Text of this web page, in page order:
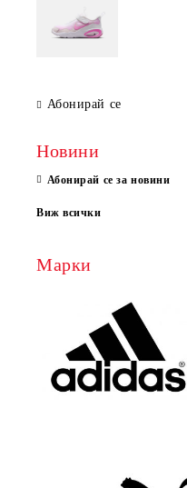
Абонирай се
Новини
Абонирай се за новини
Виж всички
Марки